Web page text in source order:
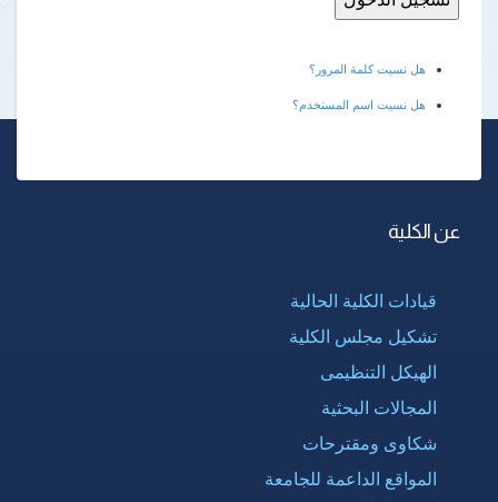
هل نسيت كلمة المرور؟
هل نسيت اسم المستخدم؟
عن الكلية
قيادات الكلية الحالية
تشكيل مجلس الكلية
الهيكل التنظيمى
المجالات البحثية
شكاوى ومقترحات
المواقع الداعمة للجامعة